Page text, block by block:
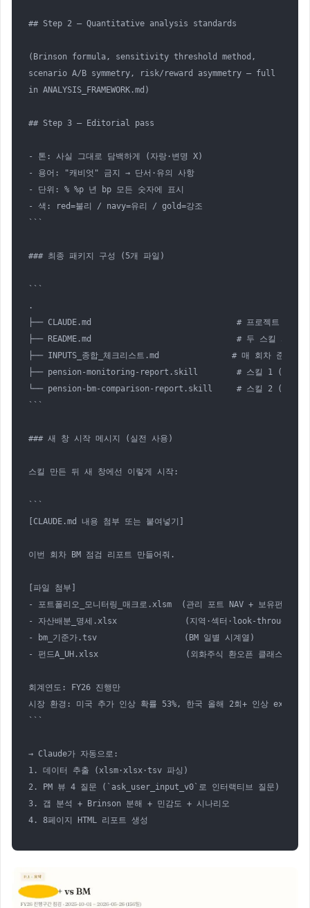
## Step 2 — Quantitative analysis standards
(Brinson formula, sensitivity threshold method,
scenario A/B symmetry, risk/reward asymmetry — full
in ANALYSIS_FRAMEWORK.md)
## Step 3 — Editorial pass
- 톤: 사실 그대로 담백하게 (자랑·변명 X)
- 용어: "캐비엇" 금지 → 단서·유의 사항
- 단위: % %p 년 bp 모든 숫자에 표시
- 색: red=불리 / navy=유리 / gold=강조
```
### 최종 패키지 구성 (5개 파일)
```
.
├── CLAUDE.md                              # 프로젝트 컨텍스
├── README.md                              # 두 스킬 사용 가
├── INPUTS_종합_체크리스트.md               # 매 회차 준비할 데
├── pension-monitoring-report.skill        # 스킬 1 (AP vs
└── pension-bm-comparison-report.skill     # 스킬 2 (AP vs
```
### 새 창 시작 메시지 (실전 사용)
스킬 만든 뒤 새 창에선 이렇게 시작:
```
[CLAUDE.md 내용 첨부 또는 붙여넣기]
이번 회차 BM 점검 리포트 만들어줘.
[파일 첨부]
- 포트폴리오_모니터링_매크로.xlsm  (관리 포트 NAV + 보유펀드 +
- 자산배분_명세.xlsx              (지역·섹터·look-through 비
- bm_기준가.tsv                  (BM 일별 시계열)
- 펀드A_UH.xlsx                  (외화주식 환오픈 클래스 NAV)
회계연도: FY26 진행만
시장 환경: 미국 추가 인상 확률 53%, 한국 올해 2회+ 인상
```
→ Claude가 자동으로:
1. 데이터 추출 (xlsm·xlsx·tsv 파싱)
2. PM 뷰 4 질문 (`ask_user_input_v0`로 인터랙티브 질문)
3. 갭 분석 + Brinson 분해 + 민감도 + 시나리오
4. 8페이지 HTML 리포트 생성